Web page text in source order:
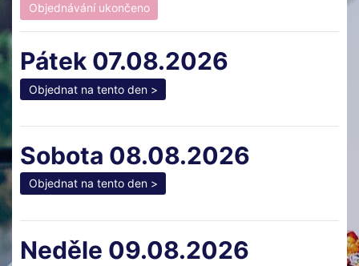
Pátek 07.08.2026
Objednat na tento den >
Sobota 08.08.2026
Objednat na tento den >
Neděle 09.08.2026